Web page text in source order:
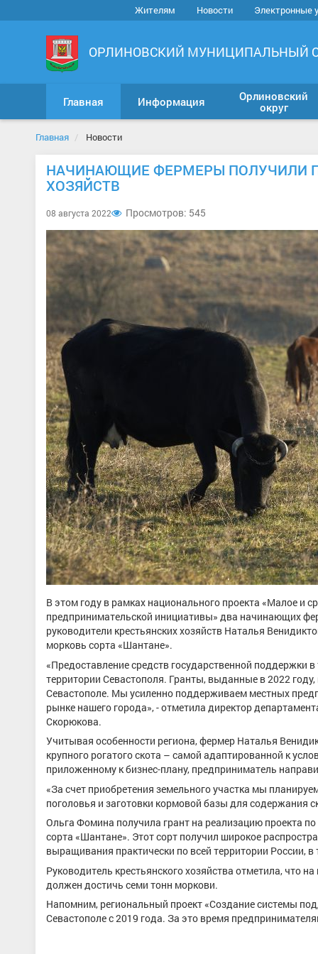
Жителям Новости Электронные
ОРЛИНОВСКИЙ МУНИЦИПАЛЬНЫЙ
Главная Информация
Орлиновский
округ
Главная Новости
НАЧИНАЮЩИЕ ФЕРМЕРЫ ПОЛУЧИЛИ
ХОЗЯЙСТВ
08 августа 2022 Просмотров: 545
В этом году в рамках национального проекта «Малое и
предпринимательской инициативы» два начинающих
руководители крестьянских хозяйств Наталья
морковь сорта «Шантане».
«Предоставление средств государственной поддержки
территории Севастополя. Гранты, выданные в 2022
Севастополе. Мы усиленно поддерживаем местных
рынке нашего города», - отметила директор
Скорюкова.
Учитывая особенности региона, фермер Наталья
крупного рогатого скота – самой адаптированной к
приложенному к бизнес-плану, предприниматель
«За счет приобретения земельного участка мы
поголовья и заготовки кормовой базы для содержания
Ольга Фомина получила грант на реализацию проекта
сорта «Шантане». Этот сорт получил широкое
выращивания практически по всей территории России, в
Руководитель крестьянского хозяйства отметила, что
должен достичь семи тонн моркови.
Напомним, региональный проект «Создание системы
Севастополе с 2019 года. За это время